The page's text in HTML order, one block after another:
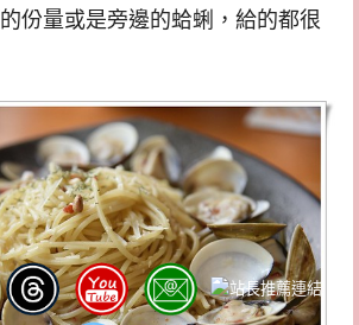
份量或是旁邊的蛤蜊，給的都很